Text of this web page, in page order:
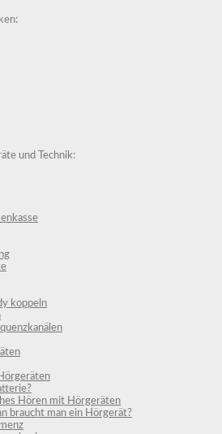
und Technik:
koppeln
Hören mit Hörgeräten
braucht man ein Hörgerät?